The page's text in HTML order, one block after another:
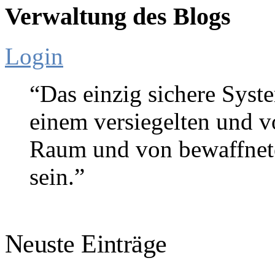
Verwaltung des Blogs
Login
“Das einzig sichere
einem versiegelten und
Raum und von
sein.”
Neuste Einträge